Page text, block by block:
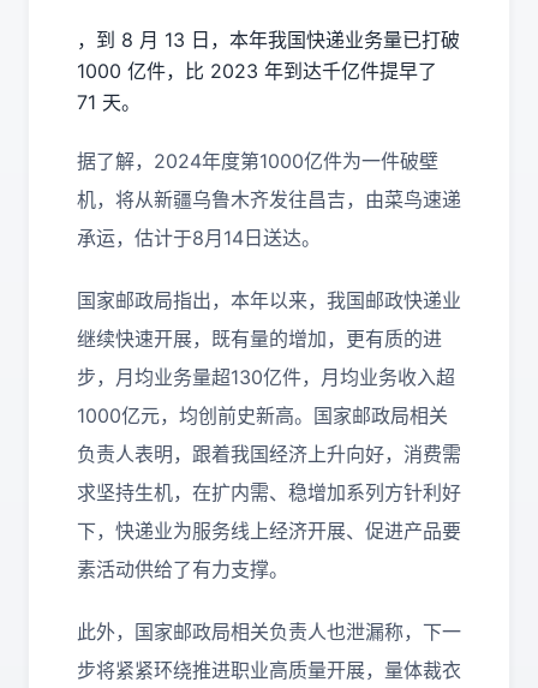
，到 8 月 13 日，本年我国快递业务量已打破
1000 亿件，比 2023 年到达千亿件提早了
71 天。
据了解，2024年度第1000亿件为一件破壁
机，将从新疆乌鲁木齐发往昌吉，由菜鸟速递
承运，估计于8月14日送达。
国家邮政局指出，本年以来，我国邮政快递业
继续快速开展，既有量的增加，更有质的进
步，月均业务量超130亿件，月均业务收入超
1000亿元，均创前史新高。国家邮政局相关
负责人表明，跟着我国经济上升向好，消费需
求坚持生机，在扩内需、稳增加系列方针利好
下，快递业为服务线上经济开展、促进产品要
素活动供给了有力支撑。
此外，国家邮政局相关负责人也泄漏称，下一
步将紧紧环绕推进职业高质量开展，量体裁衣